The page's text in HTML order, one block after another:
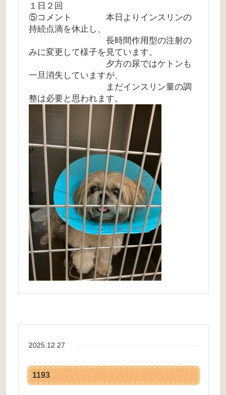
１日２回
⑤コメント 本日よりインスリンの
持続点滴を休止し、
長時間作用型の注射の
みに変更して様子を見ています。
夕方の尿ではケトンも
一旦消失していますが、
まだインスリン量の調
整は必要と思われます。
2025.12.27
1193